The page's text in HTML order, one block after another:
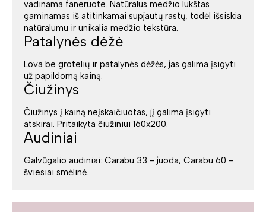
vadinama faneruote. Natūralus medžio lukštas
gaminamas iš atitinkamai supjautų rastų, todėl išsiskia
natūralumu ir unikalia medžio tekstūra.
Patalynės dėžė
Lova be grotelių ir patalynės dėžės, jas galima įsigyti
už papildomą kainą.
Čiužinys
Čiužinys į kainą neįskaičiuotas, jį galima įsigyti
atskirai. Pritaikyta čiužiniui 160x200.
Audiniai
Galvūgalio audiniai: Carabu 33 - juoda, Carabu 60 -
šviesiai smėlinė.